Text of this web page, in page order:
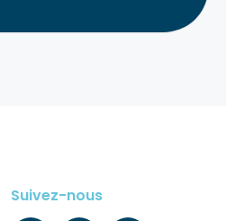
Suivez-nous